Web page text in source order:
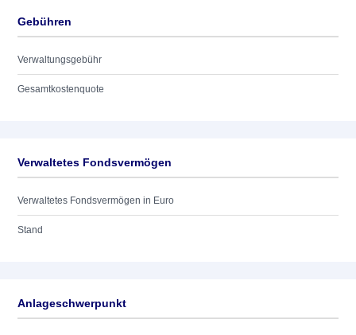
Gebühren
Verwaltungsgebühr
Gesamtkostenquote
Verwaltetes Fondsvermögen
Verwaltetes Fondsvermögen in Euro
Stand
Anlageschwerpunkt